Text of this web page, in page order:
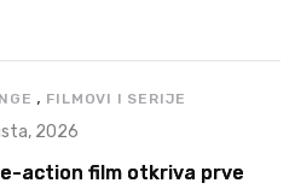
, FILMOVI I SERIJE
2026
action film otkriva prve